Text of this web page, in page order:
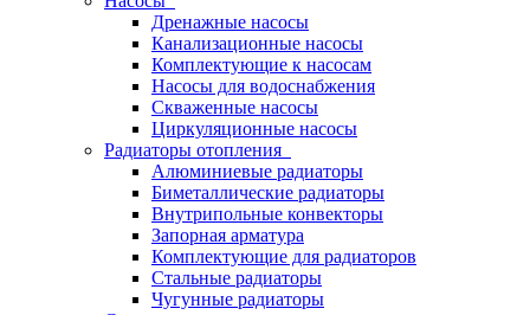
Дренажные насосы
Канализационные насосы
Комплектующие к насосам
Насосы для водоснабжения
Скваженные насосы
Циркуляционные насосы
Радиаторы отопления
Алюминиевые радиаторы
Биметаллические радиаторы
Внутрипольные конвекторы
Запорная арматура
Комплектующие для радиаторов
Стальные радиаторы
Чугунные радиаторы